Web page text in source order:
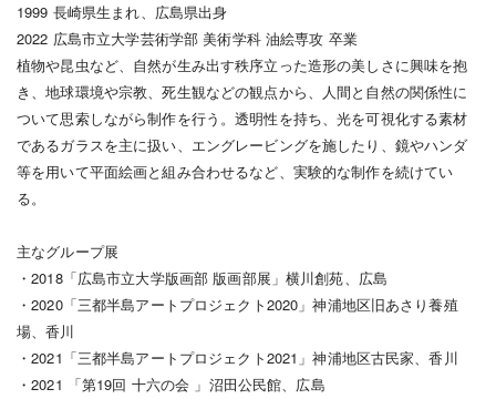
1999 長崎県生まれ、広島県出身
2022 広島市立大学芸術学部 美術学科 油絵専攻 卒業
植物や昆虫など、自然が生み出す秩序立った造形の美しさに興味を抱
き、地球環境や宗教、死生観などの観点から、人間と自然の関係性に
ついて思索しながら制作を行う。透明性を持ち、光を可視化する素材
であるガラスを主に扱い、エングレービングを施したり、鏡やハンダ
等を用いて平面絵画と組み合わせるなど、実験的な制作を続けてい
る。
主なグループ展
・2018「広島市立大学版画部 版画部展」横川創苑、広島
・2020「三都半島アートプロジェクト2020」神浦地区旧あさり養殖
場、香川
・2021「三都半島アートプロジェクト2021」神浦地区古民家、香川
・2021 「第19回 十六の会 」沼田公民館、広島